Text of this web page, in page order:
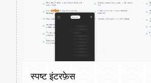
स्पष्ट इंटरफ़ेस